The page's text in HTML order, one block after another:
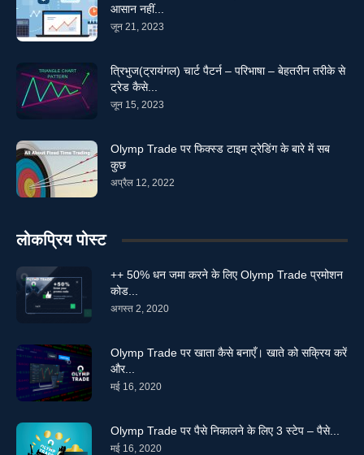
आसान नहीं...
जून 21, 2023
त्रिभुज(ट्रायंगल) चार्ट पैटर्न – परिभाषा – बेहतरीन तरीके से
ट्रेड कैसे...
जून 15, 2023
Olymp Trade पर फिक्स्ड टाइम ट्रेडिंग के बारे में सब
कुछ
अप्रैल 12, 2022
लोकप्रिय पोस्ट
++ 50% धन जमा करने के लिए Olymp Trade प्रमोशन
कोड...
अगस्त 2, 2020
Olymp Trade पर खाता कैसे बनाएँ। खाते को सक्रिय करें
और...
मई 16, 2020
Olymp Trade पर पैसे निकालने के लिए 3 स्टेप – पैसे...
मई 16, 2020